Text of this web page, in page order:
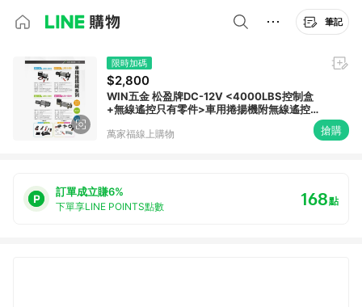
筆記
限時加碼
$2,800
WIN五金 松盈牌DC-12V <4000LBS控制盒
+無線遙控只有零件>車用捲揚機附無線遙控
捲揚機 電動吊車 吊車 電動絞盤 手動吊車 手搖
吊車 吊重產品 起重
萬家福線上購物 搶購
訂單成立賺6%
下單享LINE POINTS點數 168點